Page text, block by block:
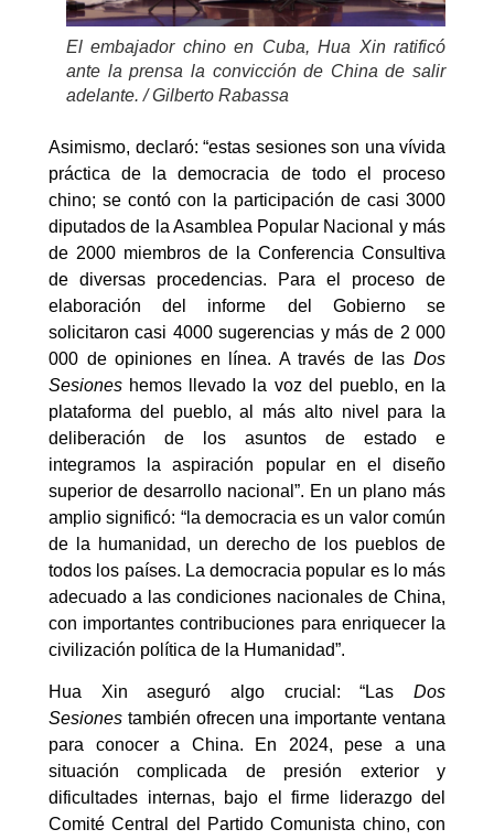
El embajador chino en Cuba, Hua Xin ratificó
ante la prensa la convicción de China de salir
adelante. / Gilberto Rabassa
Asimismo, declaró: “estas sesiones son una vívida
práctica de la democracia de todo el proceso
chino; se contó con la participación de casi 3000
diputados de la Asamblea Popular Nacional y más
de 2000 miembros de la Conferencia Consultiva
de diversas procedencias. Para el proceso de
elaboración del informe del Gobierno se
solicitaron casi 4000 sugerencias y más de 2 000
000 de opiniones en línea. A través de las Dos
Sesiones hemos llevado la voz del pueblo, en la
plataforma del pueblo, al más alto nivel para la
deliberación de los asuntos de estado e
integramos la aspiración popular en el diseño
superior de desarrollo nacional”. En un plano más
amplio significó: “la democracia es un valor común
de la humanidad, un derecho de los pueblos de
todos los países. La democracia popular es lo más
adecuado a las condiciones nacionales de China,
con importantes contribuciones para enriquecer la
civilización política de la Humanidad”.
Hua Xin aseguró algo crucial: “Las Dos
Sesiones también ofrecen una importante ventana
para conocer a China. En 2024, pese a una
situación complicada de presión exterior y
dificultades internas, bajo el firme liderazgo del
Comité Central del Partido Comunista chino, con